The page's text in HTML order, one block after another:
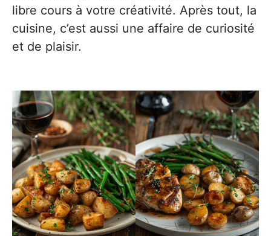
libre cours à votre créativité. Après tout, la
cuisine, c’est aussi une affaire de curiosité
et de plaisir.